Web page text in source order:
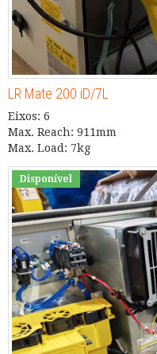
LR Mate 200 iD/7L
Eixos: 6
Max. Reach: 911mm
Max. Load: 7kg
Disponível